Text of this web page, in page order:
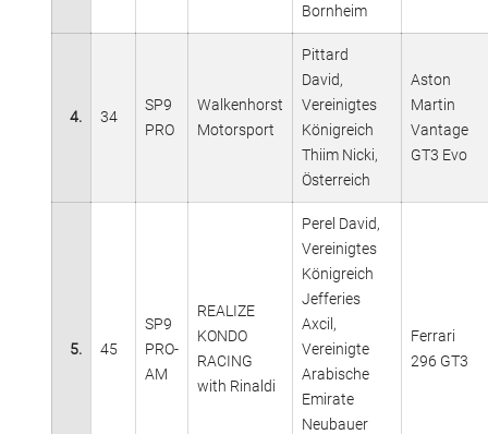
Bornheim
4. 34
SP9
PRO
Walkenhorst
Motorsport
Pittard
David,
Vereinigtes
Königreich
Thiim Nicki,
Österreich
Aston
Martin
Vantage
GT3 Evo
5. 45
SP9
PRO-
AM
REALIZE
KONDO
RACING
with Rinaldi
Perel David,
Vereinigtes
Königreich
Jefferies
Axcil,
Vereinigte
Arabische
Emirate
Neubauer
Ferrari
296 GT3